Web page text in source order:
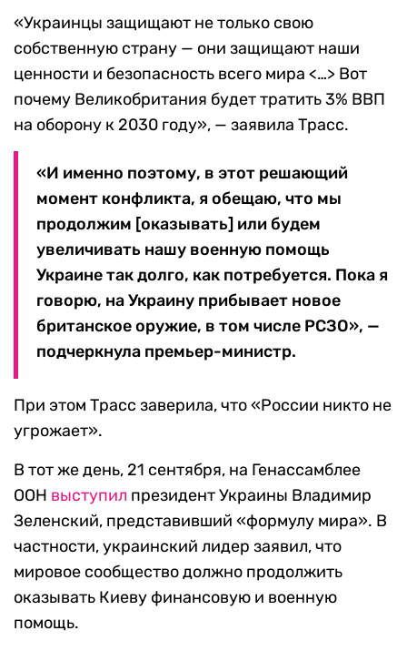
«Украинцы защищают не только свою
собственную страну — они защищают наши
ценности и безопасность всего мира <…> Вот
почему Великобритания будет тратить 3% ВВП
на оборону к 2030 году», — заявила Трасс.
«И именно поэтому, в этот решающий
момент конфликта, я обещаю, что мы
продолжим [оказывать] или будем
увеличивать нашу военную помощь
Украине так долго, как потребуется. Пока я
говорю, на Украину прибывает новое
британское оружие, в том числе РСЗО», —
подчеркнула премьер-министр.
При этом Трасс заверила, что «России никто не
угрожает».
В тот же день, 21 сентября, на Генассамблее
ООН выступил президент Украины Владимир
Зеленский, представивший «формулу мира». В
частности, украинский лидер заявил, что
мировое сообщество должно продолжить
оказывать Киеву финансовую и военную
помощь.